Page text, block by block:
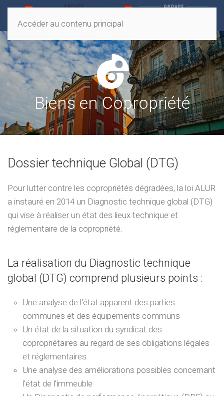
Accéder au contenu principal
Biens en Copropriété
Dossier technique Global (DTG)
Pour lutter contre les copropriétés dégradées, la loi ALUR
a instauré en 2014 un Diagnostic technique global (DTG)
qui vise à réaliser un état des lieux technique et
réglementaire de la copropriété.
La réalisation du Diagnostic technique
global (DTG) comprend plusieurs points :
Une analyse de l'état apparent des parties
communes et des équipements communs
Un état de la situation du syndicat des
copropriétaires au regard de ses obligations légales
et réglementaires
Une analyse des améliorations possibles concernant
l’état de l’immeuble